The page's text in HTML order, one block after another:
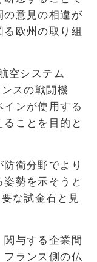
の意見の相違が
欧州の取り組
空システム
スの戦闘機
インが使用する
ることを目的と
衛分野でより
勢を示そうと
な試金石と見
関与する企業間
ランス側の仏